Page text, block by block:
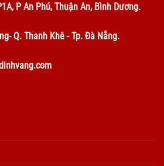
P An Phú, Thuận An, Bình Dương.
Q. Thanh Khê - Tp. Đà Nẵng.